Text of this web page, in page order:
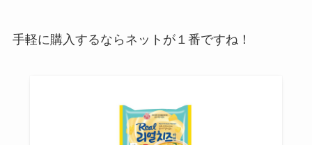
手軽に購入するならネットが１番ですね！